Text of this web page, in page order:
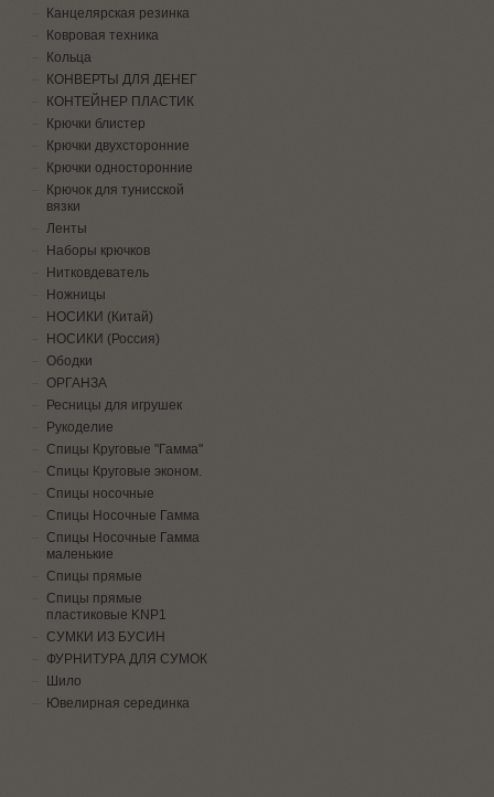
Канцелярская резинка
Ковровая техника
Кольца
КОНВЕРТЫ ДЛЯ ДЕНЕГ
КОНТЕЙНЕР ПЛАСТИК
Крючки блистер
Крючки двухсторонние
Крючки односторонние
Крючок для тунисской
вязки
Ленты
Наборы крючков
Нитковдеватель
Ножницы
НОСИКИ (Китай)
НОСИКИ (Россия)
Ободки
ОРГАНЗА
Ресницы для игрушек
Рукоделие
Спицы Круговые "Гамма"
Спицы Круговые эконом.
Спицы носочные
Спицы Носочные Гамма
Спицы Носочные Гамма
маленькие
Спицы прямые
Спицы прямые
пластиковые KNP1
СУМКИ ИЗ БУСИН
ФУРНИТУРА ДЛЯ СУМОК
Шило
Ювелирная серединка